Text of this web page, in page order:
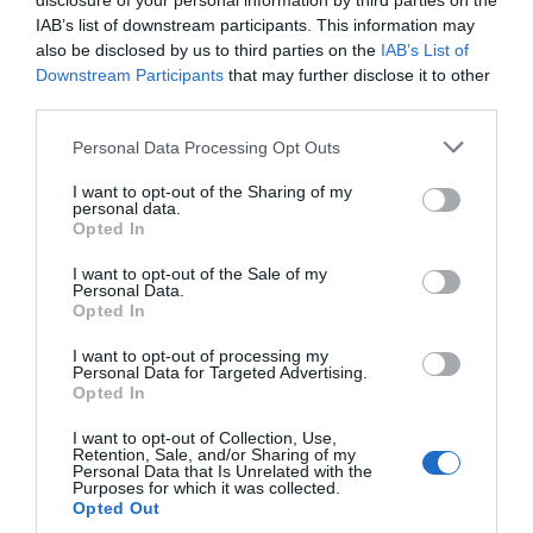
IAB’s list of downstream participants. This information may
also be disclosed by us to third parties on the IAB’s List of
Downstream Participants that may further disclose it to other
Personal Data Processing Opt Outs
I want to opt-out of the Sharing of my
personal data.
Opted In
I want to opt-out of the Sale of my
Personal Data.
Opted In
I want to opt-out of processing my
Personal Data for Targeted Advertising.
Opted In
I want to opt-out of Collection, Use,
Retention, Sale, and/or Sharing of my
Personal Data that Is Unrelated with the
Purposes for which it was collected.
Opted Out
à 1.70 km du point 27
à 2.54 km du point 27
à 1.99 km du point 28
à 0.31 km du point 28
Arpajonà 1.99 km du point 28
Facebook Partager cette voie
Itinéraire
Prendre la directionnord-estsurRue
Jean BelinversRue Oudot
30 m
Prendreà gauche